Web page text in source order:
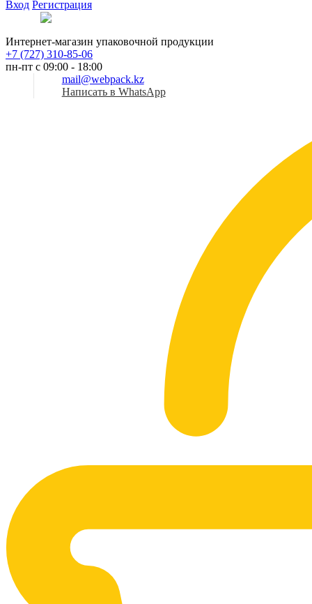
Вход Регистрация
Интернет-магазин упаковочной продукции
+7 (727) 310-85-06
пн-пт с 09:00 - 18:00
mail@webpack.kz
Написать в WhatsApp